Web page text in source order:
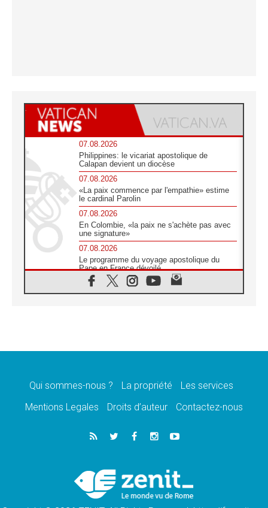
07.08.2026
Philippines: le vicariat apostolique de
Calapan devient un diocèse
07.08.2026
«La paix commence par l'empathie» estime
le cardinal Parolin
07.08.2026
En Colombie, «la paix ne s'achète pas avec
une signature»
07.08.2026
Le programme du voyage apostolique du
Pape en France dévoilé
07.08.2026
1ère Conférence continentale sur l'éducation
07.08.2026
07.08.2026
lancement des «dix jours de prière pour la
06.08.2026
Préparatifs des JMJ 2027 à Séoul: «c'est
Chrétiens et confucéens: respect et sagesse
pour relever les «défis urgents»
Qui sommes-nous ? La propriété
Les services
Mentions Legales
Droits d’auteur Contactez-nous